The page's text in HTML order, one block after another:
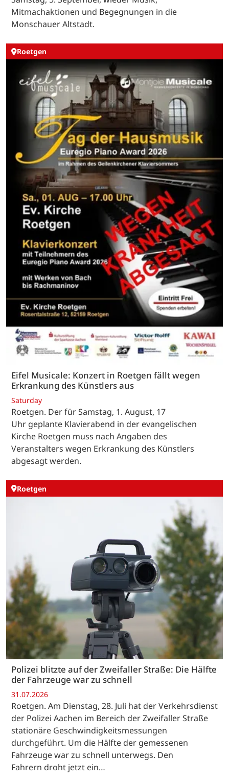
Mitmachaktionen und Begegnungen in die
Monschauer Altstadt.
Roetgen
Eifel Musicale: Konzert in Roetgen fällt wegen
Erkrankung des Künstlers aus
Saturday
Roetgen. Der für Samstag, 1. August, 17
Uhr geplante Klavierabend in der evangelischen
Kirche Roetgen muss nach Angaben des
Veranstalters wegen Erkrankung des Künstlers
abgesagt werden.
Roetgen
Polizei blitzte auf der Zweifaller Straße: Die Hälfte
der Fahrzeuge war zu schnell
31.07.2026
Roetgen. Am Dienstag, 28. Juli hat der Verkehrsdienst
der Polizei Aachen im Bereich der Zweifaller Straße
stationäre Geschwindigkeitsmessungen
durchgeführt. Um die Hälfte der gemessenen
Fahrzeuge war zu schnell unterwegs. Den
Fahrern droht jetzt ein…